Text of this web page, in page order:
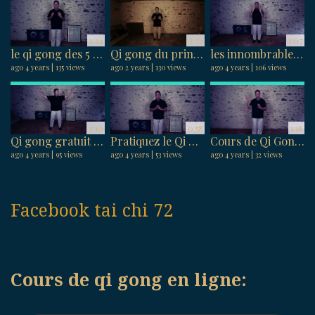
1:24
le qi gong des 5 mouvements d’énergie pour une meilleure santé physique et mentale.
ago 4 years 135 views
3:32
Qi gong du printemps : présentation du programme d’harmonisation avec la saison printanière.
ago 2 years 130 views
1:07
les innombrables bienfaits des 2 postures statiques de Qi Gong en ligne
ago 4 years 106 views
3:10
Qi gong gratuit : Relâcher ces tensions musculaires
ago 4 years 95 views
0:58
Pratiquez le Qi Gong en ligne et libérez vos tensions musculaires.
ago 4 years 53 views
1:18
Cours de Qi Gong en ligne : Cultivez le calme et la sérénité chez vous
ago 4 years 32 views
Facebook tai chi 72
Cours de qi gong en ligne: